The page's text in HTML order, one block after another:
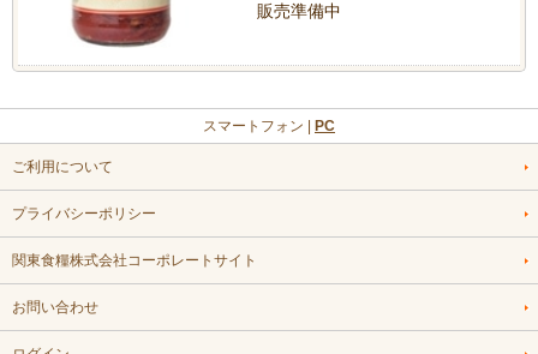
販売準備中
スマートフォン | PC
ご利用について
プライバシーポリシー
関東食糧株式会社コーポレートサイト
お問い合わせ